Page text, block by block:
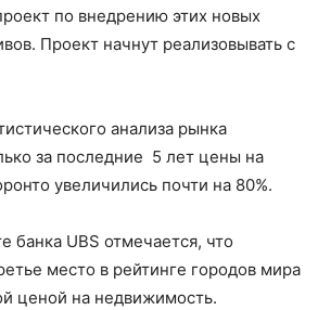
по внедрению этих новых
Проект начнут реализовывать с
анализа рынка
за последние 5 лет цены на
увеличились почти на 80%.
банка UBS отмечается, что
место в рейтинге городов мира
ценой на недвижимость.